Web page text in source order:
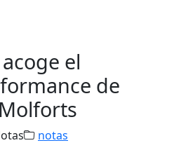
el
de
notas